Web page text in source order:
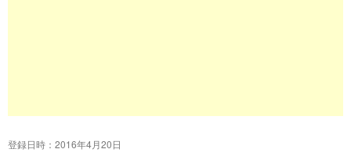
登録日時：2016年4月20日